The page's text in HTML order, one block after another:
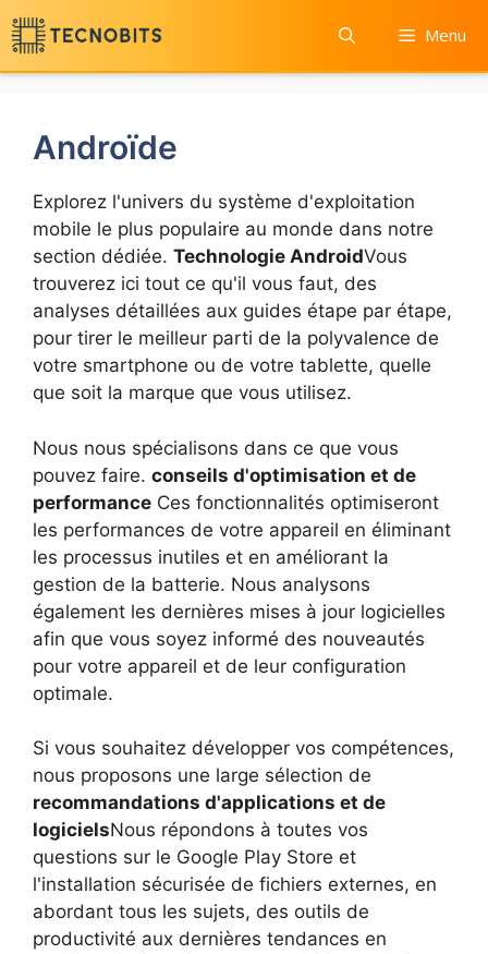
Passer
au
contenu
Menu
Androïde
Explorez l'univers du système d'exploitation
mobile le plus populaire au monde dans notre
section dédiée. Technologie AndroidVous
trouverez ici tout ce qu'il vous faut, des
analyses détaillées aux guides étape par étape,
pour tirer le meilleur parti de la polyvalence de
votre smartphone ou de votre tablette, quelle
que soit la marque que vous utilisez.
Nous nous spécialisons dans ce que vous
pouvez faire. conseils d'optimisation et de
performance Ces fonctionnalités optimiseront
les performances de votre appareil en éliminant
les processus inutiles et en améliorant la
gestion de la batterie. Nous analysons
également les dernières mises à jour logicielles
afin que vous soyez informé des nouveautés
pour votre appareil et de leur configuration
optimale.
Si vous souhaitez développer vos compétences,
nous proposons une large sélection de
recommandations d'applications et de
logicielsNous répondons à toutes vos
questions sur le Google Play Store et
l'installation sécurisée de fichiers externes, en
abordant tous les sujets, des outils de
productivité aux dernières tendances en